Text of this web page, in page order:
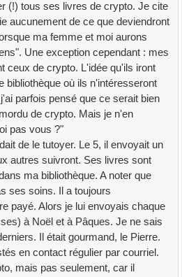
(!) tous ses livres de crypto. Je cite
aucunement de ce que deviendront
ma femme et moi aurons
Une exception cependant : mes
ceux de crypto. L'idée qu'ils iront
bibliothèque où ils n'intéresseront
parfois pensé que ce serait bien
de crypto. Mais je n'en
pas vous ?"
de le tutoyer. Le 5, il envoyait un
autres suivront. Ses livres sont
ma bibliothèque. A noter que
ses soins. Il a toujours
payé. Alors je lui envoyais chaque
à Noël et à Pâques. Je ne sais
Il était gourmand, le Pierre.
en contact régulier par courriel.
mais pas seulement, car il